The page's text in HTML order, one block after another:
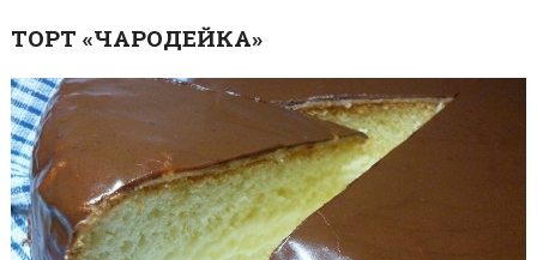
ТОРТ «ЧАРОДЕЙКА»